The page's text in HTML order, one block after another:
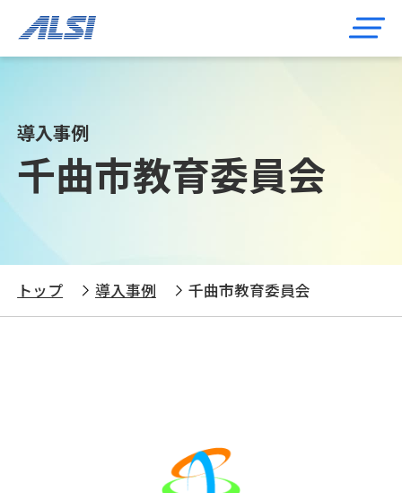
導入事例
千曲市教育委員会
トップ 導入事例 千曲市教育委員会